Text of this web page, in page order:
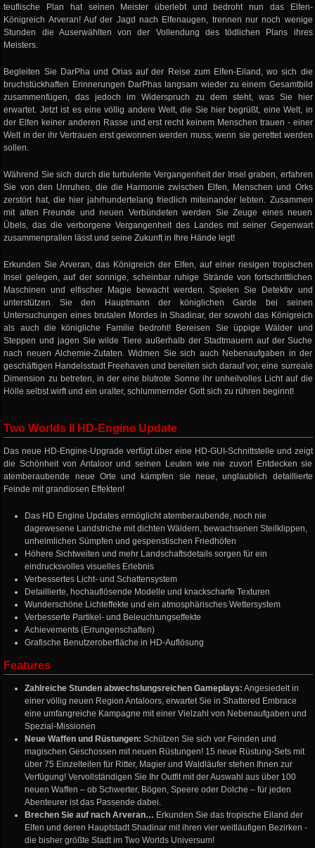
teuflische Plan hat seinen Meister überlebt und bedroht nun das Elfen-
Königreich Arveran! Auf der Jagd nach Elfenaugen, trennen nur noch wenige
Stunden die Auserwählten von der Vollendung des tödlichen Plans ihres
Meisters.
Begleiten Sie DarPha und Orias auf der Reise zum Elfen-Eiland, wo sich die
bruchstückhaften Erinnerungen DarPhas langsam wieder zu einem Gesamtbild
zusammenfügen, das jedoch im Widerspruch zu dem steht, was Sie hier
erwartet. Jetzt ist es eine völlig andere Welt, die Sie hier begrüßt, eine Welt, in
der Elfen keiner anderen Rasse und erst recht keinem Menschen trauen - einer
Welt in der ihr Vertrauen erst gewonnen werden muss, wenn sie gerettet werden
sollen.
Während Sie sich durch die turbulente Vergangenheit der Insel graben, erfahren
Sie von den Unruhen, die die Harmonie zwischen Elfen, Menschen und Orks
zerstört hat, die hier jahrhundertelang friedlich miteinander lebten. Zusammen
mit alten Freunde und neuen Verbündeten werden Sie Zeuge eines neuen
Übels, das die verborgene Vergangenheit des Landes mit seiner Gegenwart
zusammenprallen lässt und seine Zukunft in Ihre Hände legt!
Erkunden Sie Arveran, das Königreich der Elfen, auf einer riesigen tropischen
Insel gelegen, auf der sonnige, scheinbar ruhige Strände von fortschrittlichen
Maschinen und elfischer Magie bewacht werden. Spielen Sie Detektiv und
unterstützen Sie den Hauptmann der königlichen Garde bei seinen
Untersuchungen eines brutalen Mordes in Shadinar, der sowohl das Königreich
als auch die königliche Familie bedroht! Bereisen Sie üppige Wälder und
Steppen und jagen Sie wilde Tiere außerhalb der Stadtmauern auf der Suche
nach neuen Alchemie-Zutaten. Widmen Sie sich auch Nebenaufgaben in der
geschäftigen Handelsstadt Freehaven und bereiten sich darauf vor, eine surreale
Dimension zu betreten, in der eine blutrote Sonne ihr unheilvolles Licht auf die
Hölle selbst wirft und ein uralter, schlummernder Gott sich zu rühren beginnt!
Two Worlds II HD-Engine Update
Das neue HD-Engine-Upgrade verfügt über eine HD-GUI-Schnittstelle und zeigt
die Schönheit von Antaloor und seinen Leuten wie nie zuvor! Entdecken sie
atemberaubende neue Orte und kämpfen sie neue, unglaublich detaillierte
Feinde mit grandiosen Effekten!
Das HD Engine Updates ermöglicht atemberaubende, noch nie
dagewesene Landstriche mit dichten Wäldern, bewachsenen Steilklippen,
unheimlichen Sümpfen und gespenstischen Friedhöfen
Höhere Sichtweiten und mehr Landschaftsdetails sorgen für ein
eindrucksvolles visuelles Erlebnis
Verbessertes Licht- und Schattensystem
Detaillierte, hochauflösende Modelle und knackscharfe Texturen
Wunderschöne Lichteffekte und ein atmosphärisches Wettersystem
Verbesserte Partikel- und Beleuchtungseffekte
Achievements (Errungenschaften)
Grafische Benutzeroberfläche in HD-Auflösung
Features
Zahlreiche Stunden abwechslungsreichen Gameplays: Angesiedelt in
einer völlig neuen Region Antaloors, erwartet Sie in Shattered Embrace
eine umfangreiche Kampagne mit einer Vielzahl von Nebenaufgaben und
Spezial-Missionen
Neue Waffen und Rüstungen: Schützen Sie sich vor Feinden und
magischen Geschossen mit neuen Rüstungen! 15 neue Rüstung-Sets mit
über 75 Einzelteilen für Ritter, Magier und Waldläufer stehen Ihnen zur
Verfügung! Vervollständigen Sie Ihr Outfit mit der Auswahl aus über 100
neuen Waffen – ob Schwerter, Bögen, Speere oder Dolche – für jeden
Abenteurer ist das Passende dabei.
Brechen Sie auf nach Arveran… Erkunden Sie das tropische Eiland der
Elfen und deren Hauptstadt Shadinar mit ihren vier weitläufigen Bezirken -
die bisher größte Stadt im Two Worlds Universum!